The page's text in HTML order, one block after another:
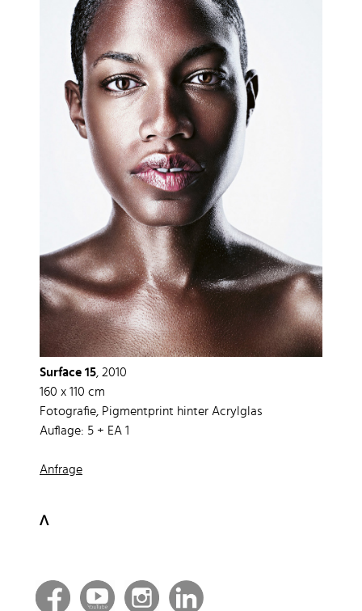
Surface 15, 2010
160 x 110 cm
Fotografie, Pigmentprint hinter Acrylglas
Auflage: 5 + EA 1
Anfrage
ᐱ